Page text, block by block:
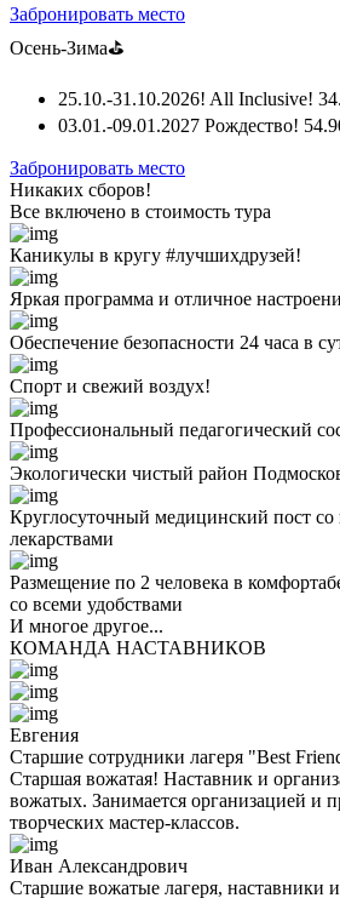
Забронировать место
Осень-Зима⛳
25.10.-31.10.2026! All Inclusive!
03.01.-09.01.2027 Рождество!
Забронировать место
Никаких сборов!
Все включено в стоимость тура
Каникулы в кругу #лучшихдрузей!
Яркая программа и отличное
Обеспечение безопасности 24 часа в
Спорт и свежий воздух!
Профессиональный педагогический
Экологически чистый район
Круглосуточный медицинский пост
лекарствами
Размещение по 2 человека в
со всеми удобствами
И многое другое...
КОМАНДА НАСТАВНИКОВ
Евгения
Старшие сотрудники лагеря "Best
Старшая вожатая! Наставник и
вожатых. Занимается организацией и
творческих мастер-классов.
Иван Александрович
Старшие вожатые лагеря, наставники